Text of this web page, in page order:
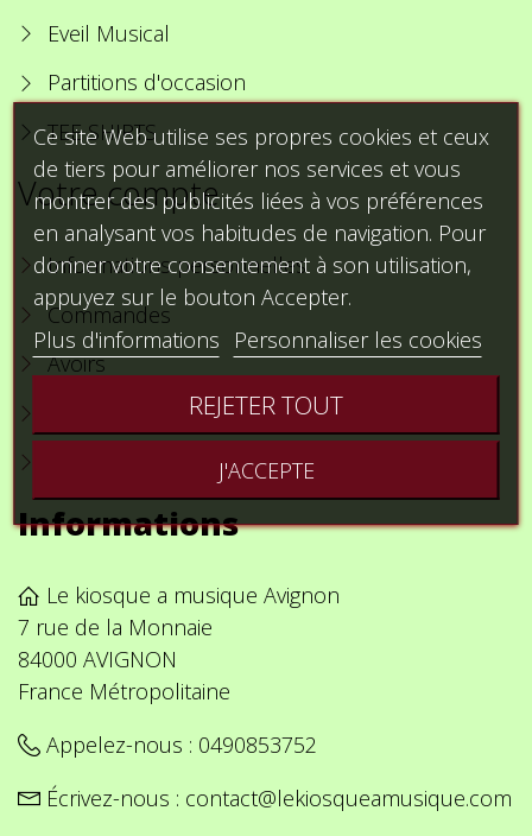
Eveil Musical
Partitions d'occasion
TEE SHIRTS
Votre compte
Informations personnelles
Commandes
Avoirs
Bons de réduction
Informations
Le kiosque a musique Avignon
7 rue de la Monnaie
84000 AVIGNON
France Métropolitaine
Appelez-nous : 0490853752
Écrivez-nous : contact@lekiosqueamusique.com
Ce site Web utilise ses propres cookies et ceux
de tiers pour améliorer nos services et vous
montrer des publicités liées à vos préférences
en analysant vos habitudes de navigation. Pour
donner votre consentement à son utilisation,
appuyez sur le bouton Accepter.
Plus d'informations
Personnaliser les cookies
REJETER TOUT
J'ACCEPTE